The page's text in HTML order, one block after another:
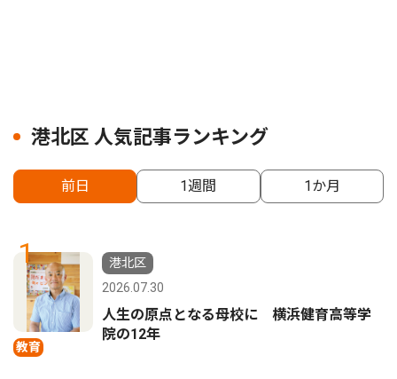
港北区 人気記事ランキング
前日 1週間 1か月
1
教育
港北区
2026.07.30
人生の原点となる母校に 横浜健育高等学
院の12年